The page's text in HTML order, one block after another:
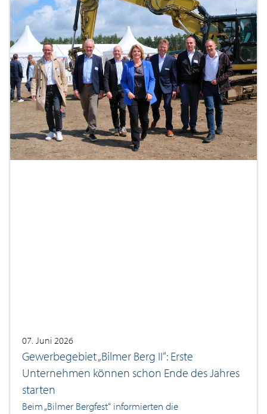
07. Juni 2026
Gewerbegebiet „Bilmer Berg II“: Erste
Unternehmen können schon Ende des Jahres
starten
Beim „Bilmer Bergfest“ informierten die